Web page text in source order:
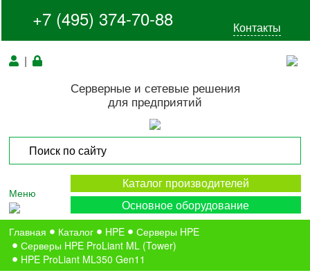
+7 (495) 374-70-88 Контакты
|
Серверные и сетевые решения
для предприятий
Меню
Каталог производителей
Основное оборудование
Главная Каталог HPE
Серверы HPE
Серверы HPE ProLiant ML (Tower)
HPE ProLiant ML350 Gen11